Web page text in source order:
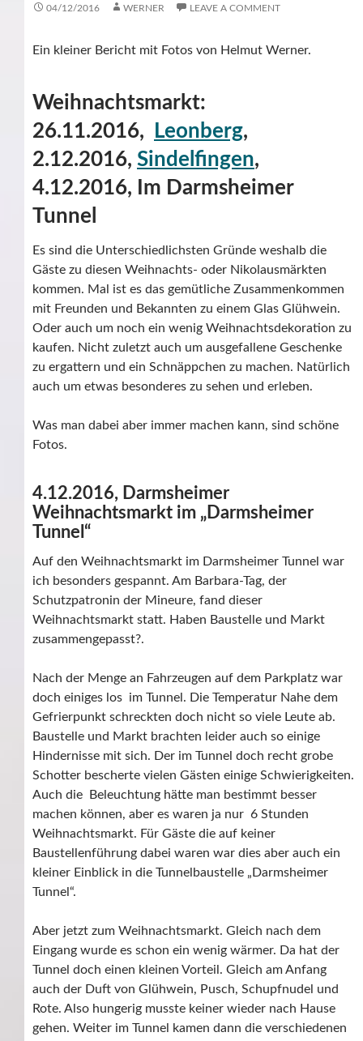
04/12/2016 WERNER LEAVE A COMMENT
Ein kleiner Bericht mit Fotos von Helmut Werner.
Weihnachtsmarkt:
26.11.2016,
Leonberg,
2.12.2016, Sindelfingen,
4.12.2016, Im Darmsheimer
Tunnel
Es sind die Unterschiedlichsten Gründe weshalb die
Gäste zu diesen Weihnachts- oder Nikolausmärkten
kommen. Mal ist es das gemütliche Zusammenkommen
mit Freunden und Bekannten zu einem Glas Glühwein.
Oder auch um noch ein wenig Weihnachtsdekoration zu
kaufen. Nicht zuletzt auch um ausgefallene Geschenke
zu ergattern und ein Schnäppchen zu machen. Natürlich
auch um etwas besonderes zu sehen und erleben.
Was man dabei aber immer machen kann, sind schöne
Fotos.
4.12.2016, Darmsheimer
Weihnachtsmarkt im „Darmsheimer
Tunnel“
Auf den Weihnachtsmarkt im Darmsheimer Tunnel war
ich besonders gespannt. Am Barbara-Tag, der
Schutzpatronin der Mineure, fand dieser
Weihnachtsmarkt statt. Haben Baustelle und Markt
zusammengepasst?.
Nach der Menge an Fahrzeugen auf dem Parkplatz war
doch einiges los im Tunnel. Die Temperatur Nahe dem
Gefrierpunkt schreckten doch nicht so viele Leute ab.
Baustelle und Markt brachten leider auch so einige
Hindernisse mit sich. Der im Tunnel doch recht grobe
Schotter bescherte vielen Gästen einige Schwierigkeiten.
Auch die Beleuchtung hätte man bestimmt besser
machen können, aber es waren ja nur 6 Stunden
Weihnachtsmarkt. Für Gäste die auf keiner
Baustellenführung dabei waren war dies aber auch ein
kleiner Einblick in die Tunnelbaustelle „Darmsheimer
Tunnel“.
Aber jetzt zum Weihnachtsmarkt. Gleich nach dem
Eingang wurde es schon ein wenig wärmer. Da hat der
Tunnel doch einen kleinen Vorteil. Gleich am Anfang
auch der Duft von Glühwein, Pusch, Schupfnudel und
Rote. Also hungerig musste keiner wieder nach Hause
gehen. Weiter im Tunnel kamen dann die verschiedenen